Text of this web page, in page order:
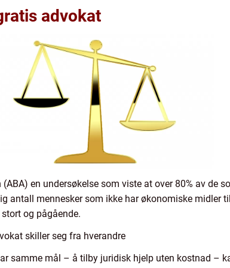
advokat
en undersøkelse som viste at over 80% av de
antall mennesker som ikke har økonomiske midler
og pågående.
skiller seg fra hverandre
samme mål – å tilby juridisk hjelp uten kostnad –